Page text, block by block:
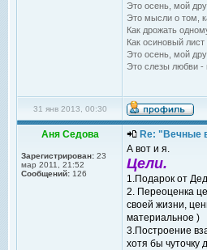
Это осень, мой
Это мысли о том,
Как дрожать
Как осиновый лист
Это осень, мой
Это слезы любви -
31 янв 2013, 00:30
Аня Седова
Зарегистрирован: 23
мар 2011, 21:52
Сообщений: 126
Re: "Вечные
А вот и я.
Цели.
1.Подарок от
2. Переоценка
своей жизни,
материальное )
3.Построение
хотя бы чуточку